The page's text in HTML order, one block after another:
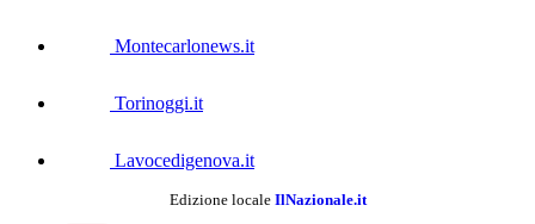
Montecarlonews.it
Torinoggi.it
Lavocedigenova.it
Edizione locale IlNazionale.it